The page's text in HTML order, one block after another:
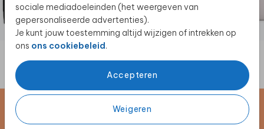
sociale mediadoeleinden (het weergeven van
gepersonaliseerde advertenties).
Je kunt jouw toestemming altijd wijzigen of intrekken op
ons ons cookiebeleid.
Accepteren
Weigeren
GOLFHANDDOEK
Schrijf je in voor de nieuwsbrief